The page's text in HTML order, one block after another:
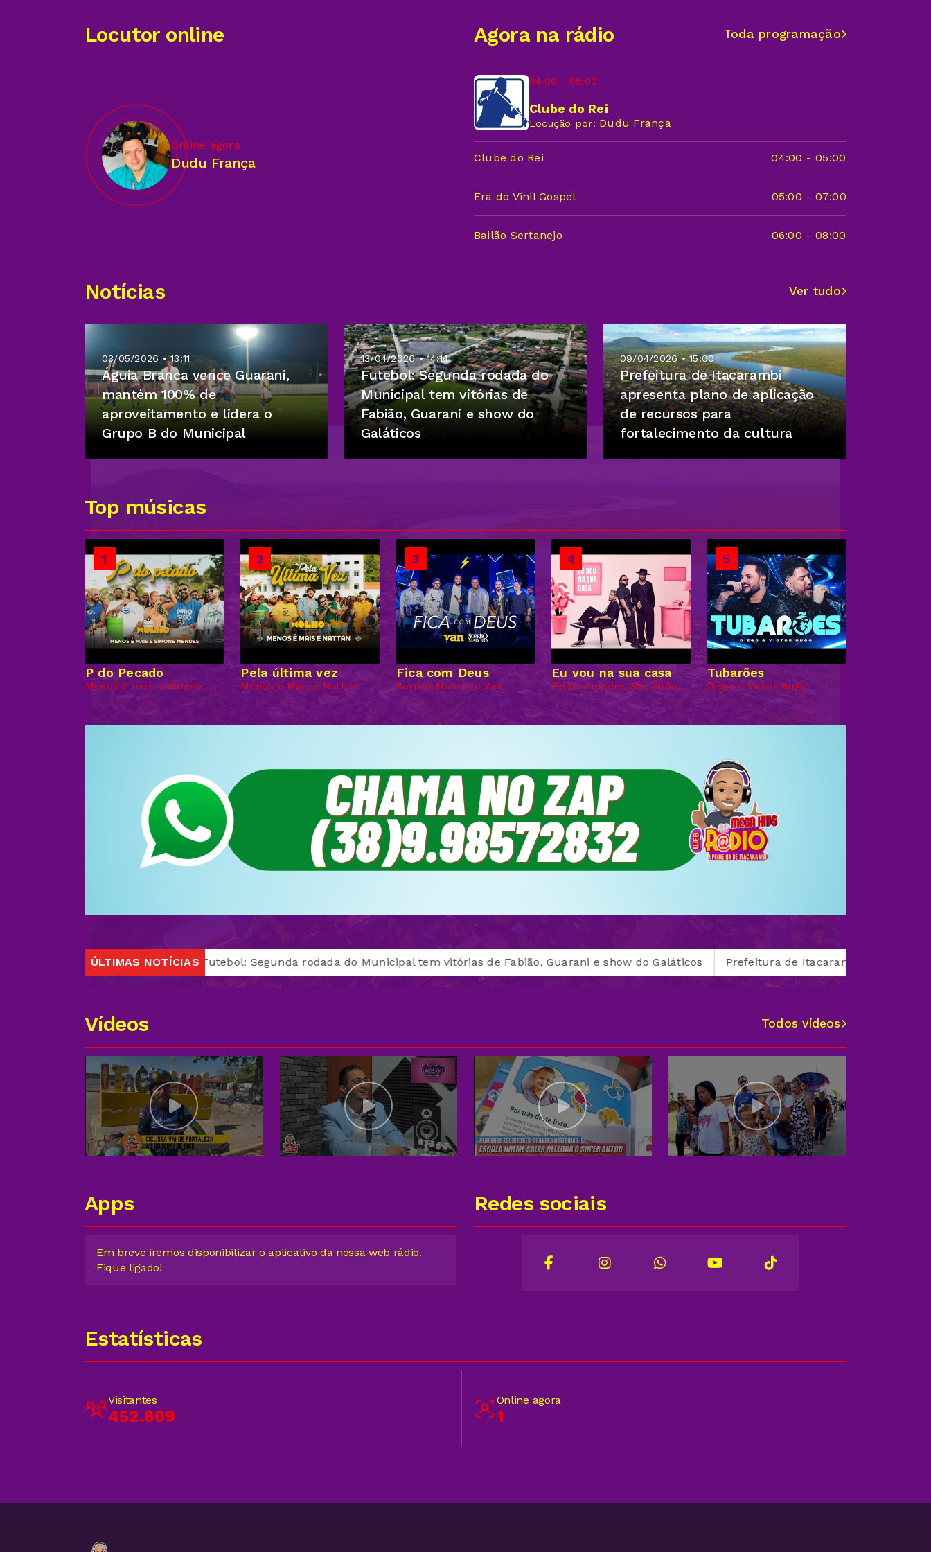
Locutor online
Online agora
Dudu França
Agora na rádio Toda programação
04:00 - 05:00
Clube do Rei
Locução por: Dudu França
Clube do Rei 04:00 - 05:00
Era do Vinil Gospel 05:00 - 07:00
Bailão Sertanejo 06:00 - 08:00
Notícias Ver tudo
03/05/2026 • 13:11
Águia Branca vence Guarani,
mantém 100% de
aproveitamento e lidera o
Grupo B do Municipal
13/04/2026 • 14:14
Futebol: Segunda rodada do
Municipal tem vitórias de
Fabião, Guarani e show do
Galáticos
09/04/2026 • 15:00
Prefeitura de Itacarambi
apresenta plano de aplicação
de recursos para
fortalecimento da cultura
Top músicas
1
P do Pecado
Menos é mais e Simone Mendes
2
Pela última vez
Menos é Mais e Nathan
3
Fica com Deus
Sorriso Maroto e Yan
4
Eu vou na sua casa
Felipe Amorim, Bin, Vitão, Malibu
5
Tubarões
Diego e Victor Hugo
ÚLTIMAS NOTÍCIAS
B do Municipal Futebol: Segunda rodada do Municipal tem vitórias de Fabião, Guarani e show do Galáticos Prefeitura de Itacarambi apresenta plano de
Vídeos Todos vídeos
Apps
Em breve iremos disponibilizar o aplicativo da nossa web rádio.
Fique ligado!
Redes sociais
Estatísticas
Visitantes
452.809
Online agora
1